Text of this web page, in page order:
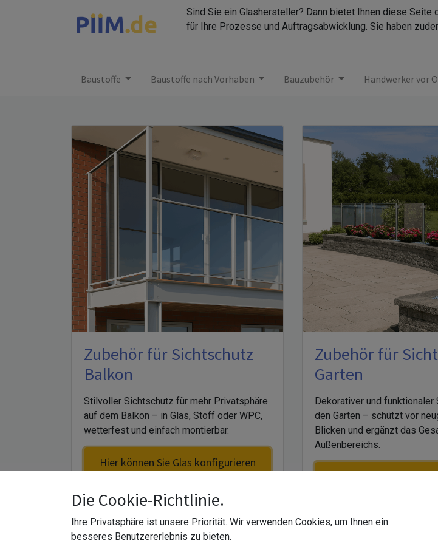
Sind Sie ein Glashersteller? Dann bietet Ihnen diese Seite
für Ihre Prozesse und Auftragsabwicklung. Sie haben
Baustoffe
Baustoffe nach Vorhaben Bauzubehör Handwerker vor
Zubehör für Sichtschutz
Balkon
Stilvoller Sichtschutz für mehr Privatsphäre
auf dem Balkon – in Glas, Stoff oder WPC,
wetterfest und einfach montierbar.
Hier können Sie Glas konfigurieren
Zubehör für
Garten
Dekorativer und
den Garten – schützt vor
Blicken und ergänzt das
Außenbereichs.
Die Cookie-Richtlinie.
Ihre Privatsphäre ist unsere Priorität. Wir verwenden Cookies, um Ihnen ein
besseres Benutzererlebnis zu bieten.